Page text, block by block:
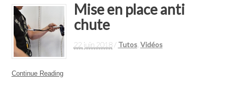
Mise en place anti
chute
22 juin 2018 / Tutos, Vidéos
Continue Reading